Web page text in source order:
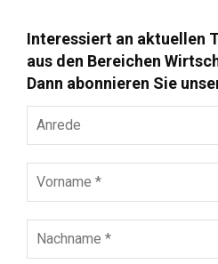
Interessiert an aktuellen
aus den Bereichen
Dann abonnieren Sie